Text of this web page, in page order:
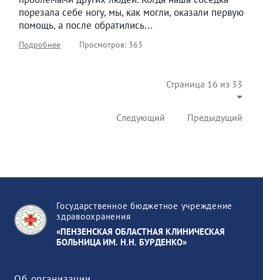
порезала себе ногу, мы, как могли, оказали первую
помощь, а после обратились...
Подробнее Просмотров: 363
Страница 16 из 33
Предыдущий
Следующий
Государственное бюджетное учреждение
здравоохранения
«ПЕНЗЕНСКАЯ ОБЛАСТНАЯ КЛИНИЧЕСКАЯ
БОЛЬНИЦА ИМ. Н.Н. БУРДЕНКО»